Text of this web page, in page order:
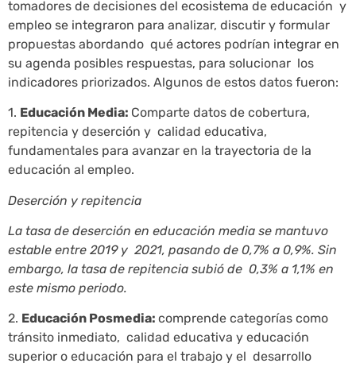
tomadores de decisiones del ecosistema de educación y
empleo se integraron para analizar, discutir y formular
propuestas abordando qué actores podrían integrar en
su agenda posibles respuestas, para solucionar los
indicadores priorizados. Algunos de estos datos fueron:
1. Educación Media: Comparte datos de cobertura,
repitencia y deserción y calidad educativa,
fundamentales para avanzar en la trayectoria de la
educación al empleo.
Deserción y repitencia
La tasa de deserción en educación media se mantuvo
estable entre 2019 y 2021, pasando de 0,7% a 0,9%. Sin
embargo, la tasa de repitencia subió de 0,3% a 1,1% en
este mismo periodo.
2. Educación Posmedia: comprende categorías como
tránsito inmediato, calidad educativa y educación
superior o educación para el trabajo y el desarrollo